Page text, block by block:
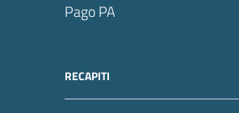
Pago PA
RECAPITI